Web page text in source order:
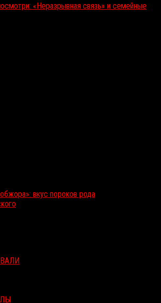
«Неразрывная связь» и семейные
вкус пороков рода